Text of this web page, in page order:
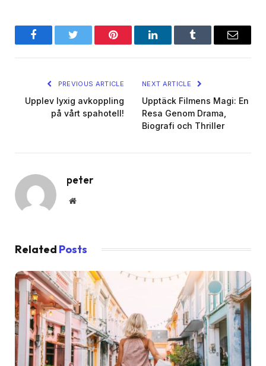
FacebookTwitter Pinterest LinkedInTumblr Email
PREVIOUS ARTICLE
Upplev lyxig avkoppling
på vårt spahotell!
NEXT ARTICLE
Upptäck Filmens Magi: En
Resa Genom Drama,
Biografi och Thriller
peter
Website
Related Posts